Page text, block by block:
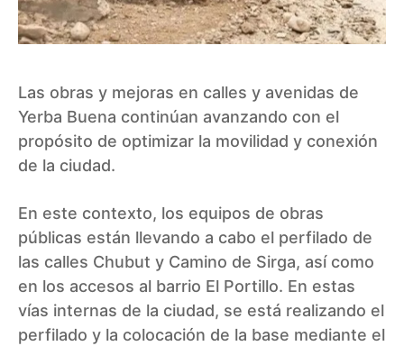
Las obras y mejoras en calles y avenidas de
Yerba Buena continúan avanzando con el
propósito de optimizar la movilidad y conexión
de la ciudad.
En este contexto, los equipos de obras
públicas están llevando a cabo el perfilado de
las calles Chubut y Camino de Sirga, así como
en los accesos al barrio El Portillo. En estas
vías internas de la ciudad, se está realizando el
perfilado y la colocación de la base mediante el